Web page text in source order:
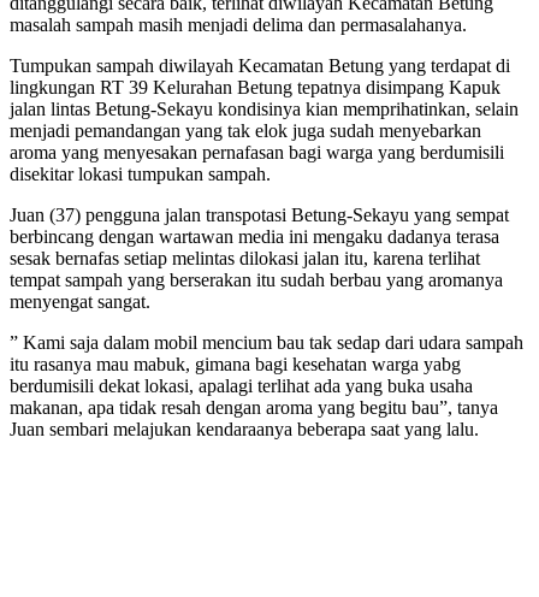
masalah sampah masih menjadi delima dan permasalahanya.
Tumpukan sampah diwilayah Kecamatan Betung yang terdapat di
lingkungan RT 39 Kelurahan Betung tepatnya disimpang Kapuk
jalan lintas Betung-Sekayu kondisinya kian memprihatinkan, selain
menjadi pemandangan yang tak elok juga sudah menyebarkan
aroma yang menyesakan pernafasan bagi warga yang berdumisili
disekitar lokasi tumpukan sampah.
Juan (37) pengguna jalan transpotasi Betung-Sekayu yang sempat
berbincang dengan wartawan media ini mengaku dadanya terasa
sesak bernafas setiap melintas dilokasi jalan itu, karena terlihat
tempat sampah yang berserakan itu sudah berbau yang aromanya
menyengat sangat.
” Kami saja dalam mobil mencium bau tak sedap dari udara sampah
itu rasanya mau mabuk, gimana bagi kesehatan warga yabg
berdumisili dekat lokasi, apalagi terlihat ada yang buka usaha
makanan, apa tidak resah dengan aroma yang begitu bau”, tanya
Juan sembari melajukan kendaraanya beberapa saat yang lalu.